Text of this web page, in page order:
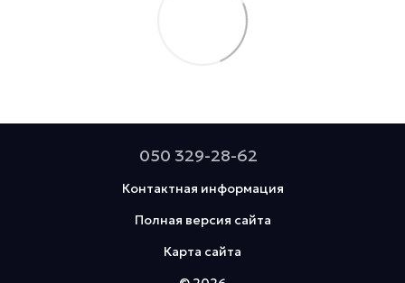
050 329-28-62
Контактная информация
Полная версия сайта
Карта сайта